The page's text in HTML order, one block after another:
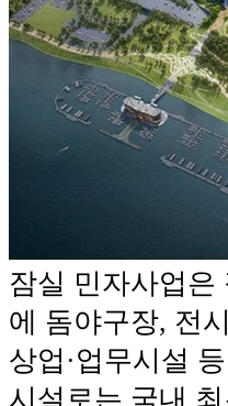
잠실 민자사업은
에 돔야구장, 전
상업·업무시설
시설로는 국내